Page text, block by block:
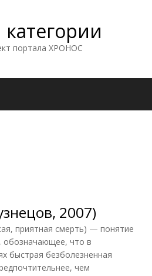
портала ХРОНОС
2007)
приятная смерть) — понятие
обозначающее, что в
быстрая безболезненная
чем